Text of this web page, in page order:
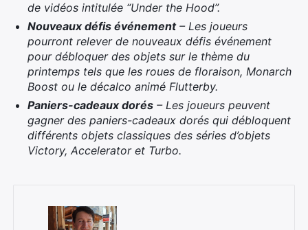
de vidéos intitulée “Under the Hood”.
Nouveaux défis événement – Les joueurs
pourront relever de nouveaux défis événement
pour débloquer des objets sur le thème du
printemps tels que les roues de floraison, Monarch
Boost ou le décalco animé Flutterby.
Paniers-cadeaux dorés – Les joueurs peuvent
gagner des paniers-cadeaux dorés qui débloquent
différents objets classiques des séries d’objets
Victory, Accelerator et Turbo.